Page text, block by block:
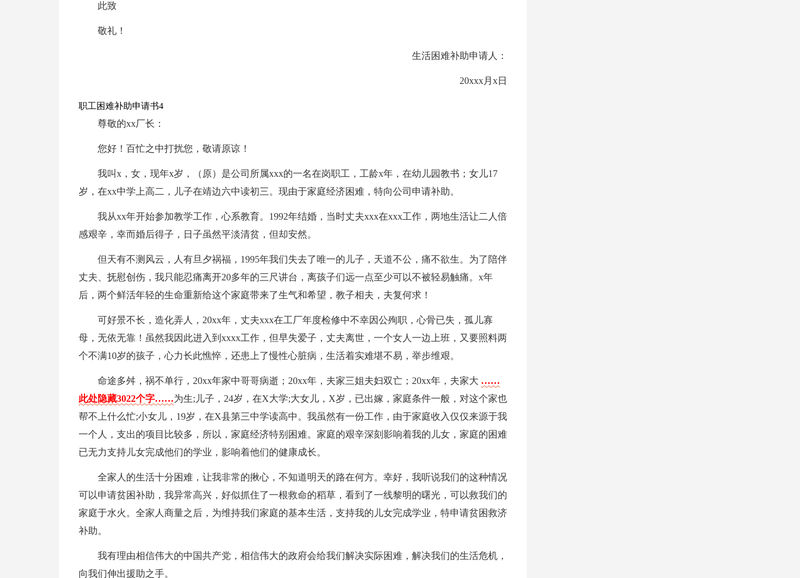
此致
敬礼！
生活困难补助申请人：
20xxx月x日
职工困难补助申请书4
尊敬的xx厂长：
您好！百忙之中打扰您，敬请原谅！
我叫x，女，现年x岁，（原）是公司所属xxx的一名在岗职工，工龄x年，在幼儿园教书；女儿17
岁，在xx中学上高二，儿子在靖边六中读初三。现由于家庭经济困难，特向公司申请补助。
我从xx年开始参加教学工作，心系教育。1992年结婚，当时丈夫xxx在xxx工作，两地生活让二人倍
感艰辛，幸而婚后得子，日子虽然平淡清贫，但却安然。
但天有不测风云，人有旦夕祸福，1995年我们失去了唯一的儿子，天道不公，痛不欲生。为了陪伴
丈夫、抚慰创伤，我只能忍痛离开20多年的三尺讲台，离孩子们远一点至少可以不被轻易触痛。x年
后，两个鲜活年轻的生命重新给这个家庭带来了生气和希望，教子相夫，夫复何求！
可好景不长，造化弄人，20xx年，丈夫xxx在工厂年度检修中不幸因公殉职，心骨已失，孤儿寡
母，无依无靠！虽然我因此进入到xxxx工作，但早失爱子，丈夫离世，一个女人一边上班，又要照料两
个不满10岁的孩子，心力长此憔悴，还患上了慢性心脏病，生活着实难堪不易，举步维艰。
命途多舛，祸不单行，20xx年家中哥哥病逝；20xx年，夫家三姐夫妇双亡；20xx年，夫家大 ……
此处隐藏3022个字……为生;儿子，24岁，在X大学;大女儿，X岁，已出嫁，家庭条件一般，对这个家也
帮不上什么忙;小女儿，19岁，在X县第三中学读高中。我虽然有一份工作，由于家庭收入仅仅来源于我
一个人，支出的项目比较多，所以，家庭经济特别困难。家庭的艰辛深刻影响着我的儿女，家庭的困难
已无力支持儿女完成他们的学业，影响着他们的健康成长。
全家人的生活十分困难，让我非常的揪心，不知道明天的路在何方。幸好，我听说我们的这种情况
可以申请贫困补助，我异常高兴，好似抓住了一根救命的稻草，看到了一线黎明的曙光，可以救我们的
家庭于水火。全家人商量之后，为维持我们家庭的基本生活，支持我的儿女完成学业，特申请贫困救济
补助。
我有理由相信伟大的中国共产党，相信伟大的政府会给我们解决实际困难，解决我们的生活危机，
向我们伸出援助之手。